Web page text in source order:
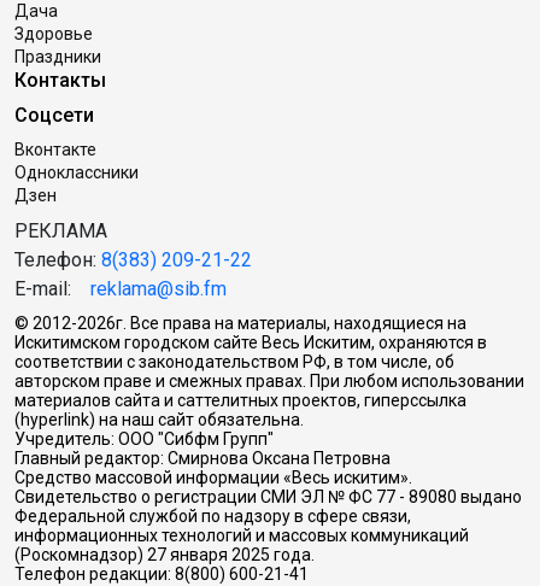
Дача
Здоровье
Праздники
Контакты
Соцсети
Вконтакте
Одноклассники
Дзен
РЕКЛАМА
Телефон: 8(383) 209-21-22
E-mail: reklama@sib.fm
© 2012-2026г. Все права на материалы, находящиеся на
Искитимском городском сайте Весь Искитим, охраняются в
соответствии с законодательством РФ, в том числе, об
авторском праве и смежных правах. При любом использовании
материалов сайта и саттелитных проектов, гиперссылка
(hyperlink) на наш сайт обязательна.
Учредитель: ООО "Сибфм Групп"
Главный редактор: Смирнова Оксана Петровна
Средство массовой информации «Весь искитим».
Свидетельство о регистрации СМИ ЭЛ № ФС 77 - 89080 выдано
Федеральной службой по надзору в сфере связи,
информационных технологий и массовых коммуникаций
(Роскомнадзор) 27 января 2025 года.
Телефон редакции: 8(800) 600-21-41